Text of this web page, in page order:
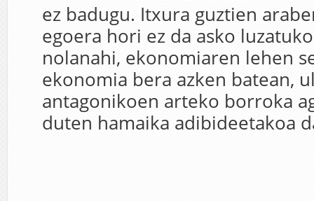
ez badugu. Itxura guztien
egoera hori ez da asko
nolanahi, ekonomiaren lehen
ekonomia bera azken batean,
antagonikoen arteko borroka
duten hamaika adibideetakoa